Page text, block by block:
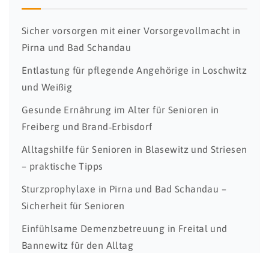
Sicher vorsorgen mit einer Vorsorgevollmacht in
Pirna und Bad Schandau
Entlastung für pflegende Angehörige in Loschwitz
und Weißig
Gesunde Ernährung im Alter für Senioren in
Freiberg und Brand‑Erbisdorf
Alltagshilfe für Senioren in Blasewitz und Striesen
– praktische Tipps
Sturzprophylaxe in Pirna und Bad Schandau –
Sicherheit für Senioren
Einfühlsame Demenzbetreuung in Freital und
Bannewitz für den Alltag